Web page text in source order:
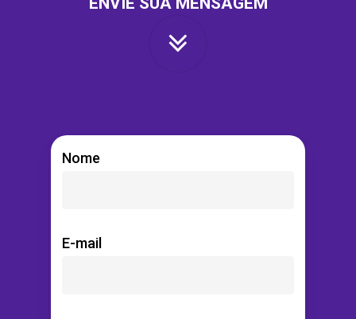
Nome
E-mail